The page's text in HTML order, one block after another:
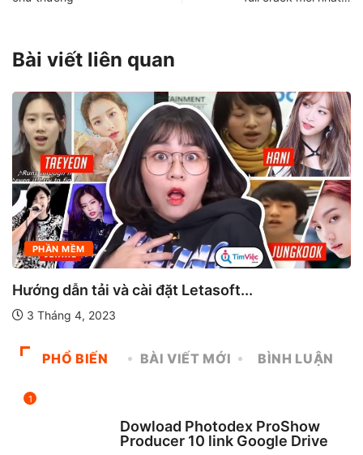
Bài viết liên quan
PHẦN MỀM PHẦN MỀM MÁY TÍNH
Tải Visual Studio 2017 full crack
PHỔ BIẾN BÀI VIẾT MỚI BÌNH LUẬN
1
Dowload Photodex ProShow
Producer 10 link Google Drive